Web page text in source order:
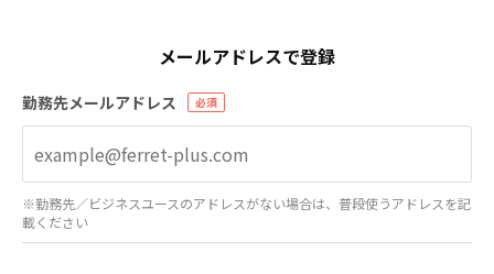
メールアドレスで登録
勤務先メールアドレス
※勤務先／ビジネスユースのアドレスがない場合は、普段使うアドレスを記
載ください